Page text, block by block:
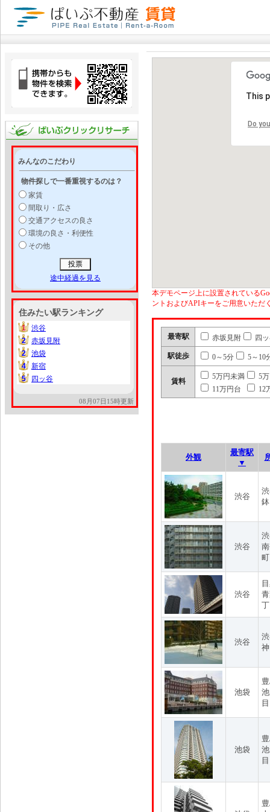
みんなのこだわり
物件探しで一番重視するのは？
家賃
間取り・広さ
交通アクセスの良さ
環境の良さ・利便性
その他
途中経過を見る
住みたい駅ランキング
1
1
渋谷
2
2
赤坂見附
2
2
池袋
4
4
新宿
5
5 四ッ谷
08月07日15時更新
This
Do
本デモページ上に設置されている
ントおよびAPIキーをご用意いただ
最寄駅 赤坂見附 四
駅徒歩 0～5分 5～10
賃料
5万円未満
5
11万円台
12
外観
最寄駅
▼
渋谷
渋谷
渋谷
渋谷
池袋
池袋
目